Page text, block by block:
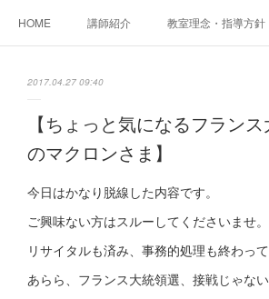
HOME 講師紹介 教室理念・指導方針
ご相談・体験レッスンお申し込み
アクセス
2017.04.27 09:40
【ちょっと気になるフラン
のマクロンさま】
今日はかなり脱線した内容です。
ご興味ない方はスルーしてくださいませ。
リサイタルも済み、事務的処理も終わっ
あらら、フランス大統領選、接戦じゃない